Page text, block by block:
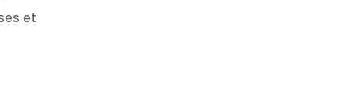
et